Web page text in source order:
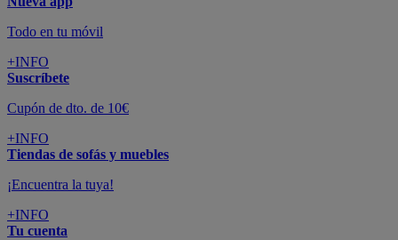
Todo en tu móvil
+INFO
Suscríbete
Cupón de dto. de 10€
+INFO
Tiendas de sofás y muebles
¡Encuentra la tuya!
+INFO
Tu cuenta